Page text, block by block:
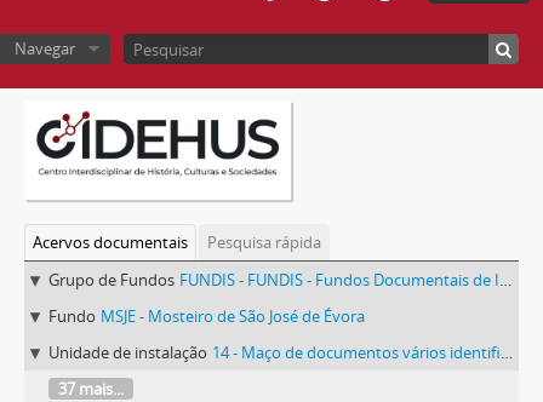
Navegar
Acervos documentais
Pesquisa rápida
Grupo de Fundos FUNDIS - FUNDIS - Fundos Documentais de Instituições do Sul
Fundo MSJE - Mosteiro de São José de Évora
Unidade de instalação 14 - Maço de documentos vários identificado com o número 14.
37 mais...